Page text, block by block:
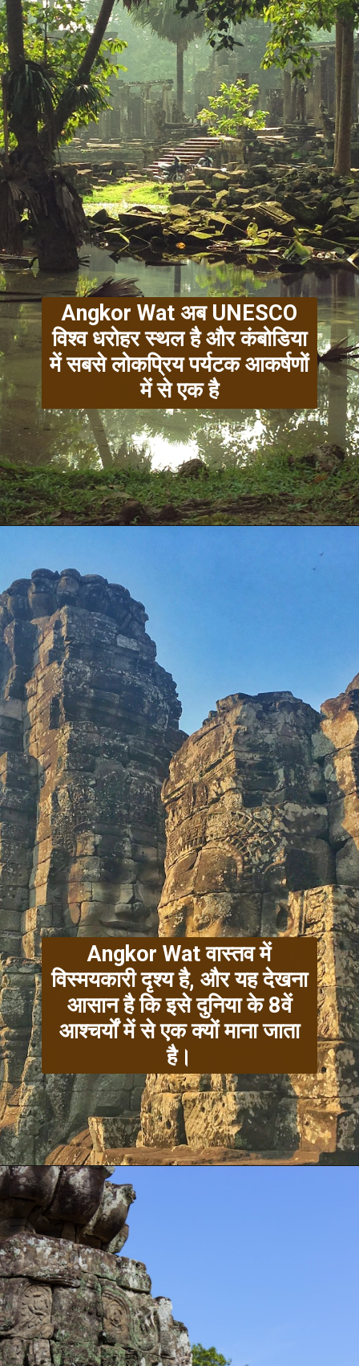
Angkor Wat अब UNESCO
विश्व धरोहर स्थल है और कंबोडिया
में सबसे लोकप्रिय पर्यटक आकर्षणों
में से एक है
Angkor Wat वास्तव में
विस्मयकारी दृश्य है, और यह देखना
आसान है कि इसे दुनिया के 8वें
आश्चर्यों में से एक क्यों माना जाता
है।